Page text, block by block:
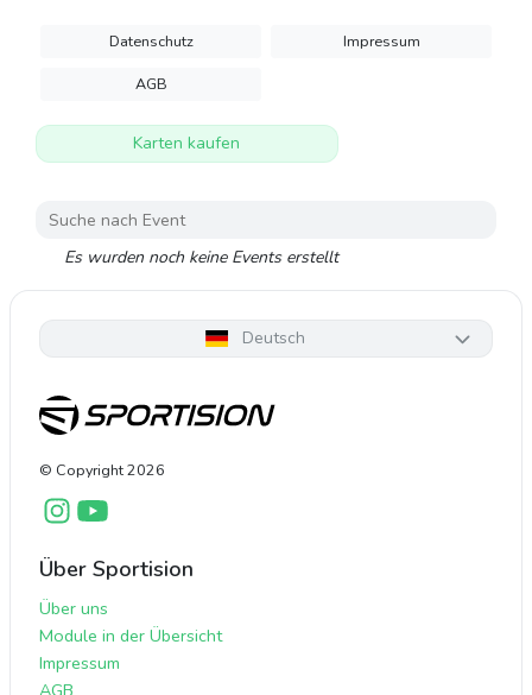
Datenschutz Impressum
AGB
Karten kaufen
Es wurden noch keine Events erstellt
Deutsch
© Copyright2026
Über Sportision
Über uns
Module in der Übersicht
Impressum